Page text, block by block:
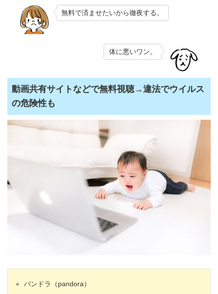
無料で済ませたいから徹夜する。
体に悪いワン。
動画共有サイトなどで無料視聴→違法でウイルス
の危険性も
パンドラ（pandora）